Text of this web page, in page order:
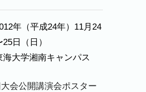
年（平成24年）11月24
日（日）
大学湘南キャンパス
会公開講演会ポスター